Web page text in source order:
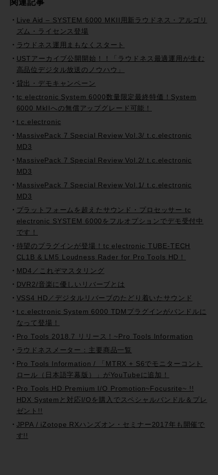
関連記事
Live Aid – SYSTEM 6000 MKII用新ラウドネス・アルゴリ
ズム・ライセンス登場
ラウドネス運用まもなくスタート
USTアーカイブ公開開始！！「ラウドネス最適運用が生む
高品位デジタル放送のノウハウ」
貸出・デモキャンペーン
tc electronic System 6000数量限定最終特価！System
6000 MkIIへの無償アップグレード可能！
t.c.electronic
MassivePack 7 Special Review Vol.3/ t.c.electronic
MD3
MassivePack 7 Special Review Vol.2/ t.c.electronic
MD3
MassivePack 7 Special Review Vol.1/ t.c.electronic
MD3
プラットフォームを超えたサウンド・プロセッサー tc
electronic SYSTEM 6000をフルオプションでデモ受付中
です！
待望のプラグインが登場！tc electronic TUBE-TECH
CL1B & LM5 Loudness Rader for Pro Tools HD！
MD4／これぞマスタリング
DVR2/音楽に優しいリバーブとは
VSS4 HD／デジタルリバーブのたどり着いたサウンド
t.c.electronic System 6000 TDMプラグインがバンドルに
なって登場！
Pro Tools 2018.7 リリース！~Pro Tools Information
ラウドネスメーター：主要商品一覧
Pro Tools Information / 「MTRX + S6でモニターコント
ロール（日本語字幕版）」がYouTubeに追加！
Pro Tools HD Premium I/O Promotion~Focusrite~ !!
HDX Systemと対応I/Oを購入でスペシャルバンドル＆プレ
ゼント!!
JPPA / iZotope RXハンズオン・セミナー2017年も開催で
す!!